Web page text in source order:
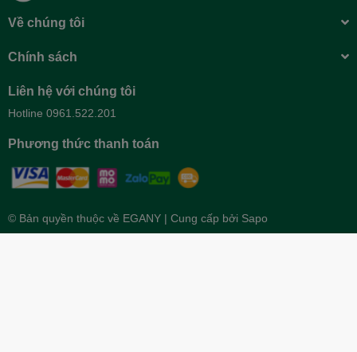
Về chúng tôi
Chính sách
Liên hệ với chúng tôi
Hotline 0961.522.201
Phương thức thanh toán
© Bản quyền thuộc về EGANY | Cung cấp bởi Sapo